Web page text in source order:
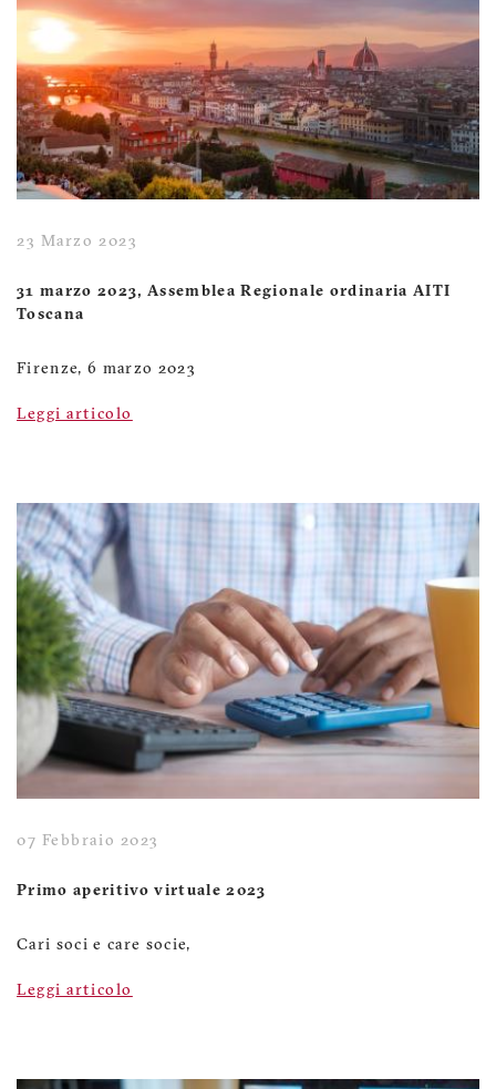
23 Marzo 2023
31 marzo 2023, Assemblea Regionale ordinaria AITI
Toscana
Firenze, 6 marzo 2023
Leggi articolo
07 Febbraio 2023
Primo aperitivo virtuale 2023
Cari soci e care socie,
Leggi articolo